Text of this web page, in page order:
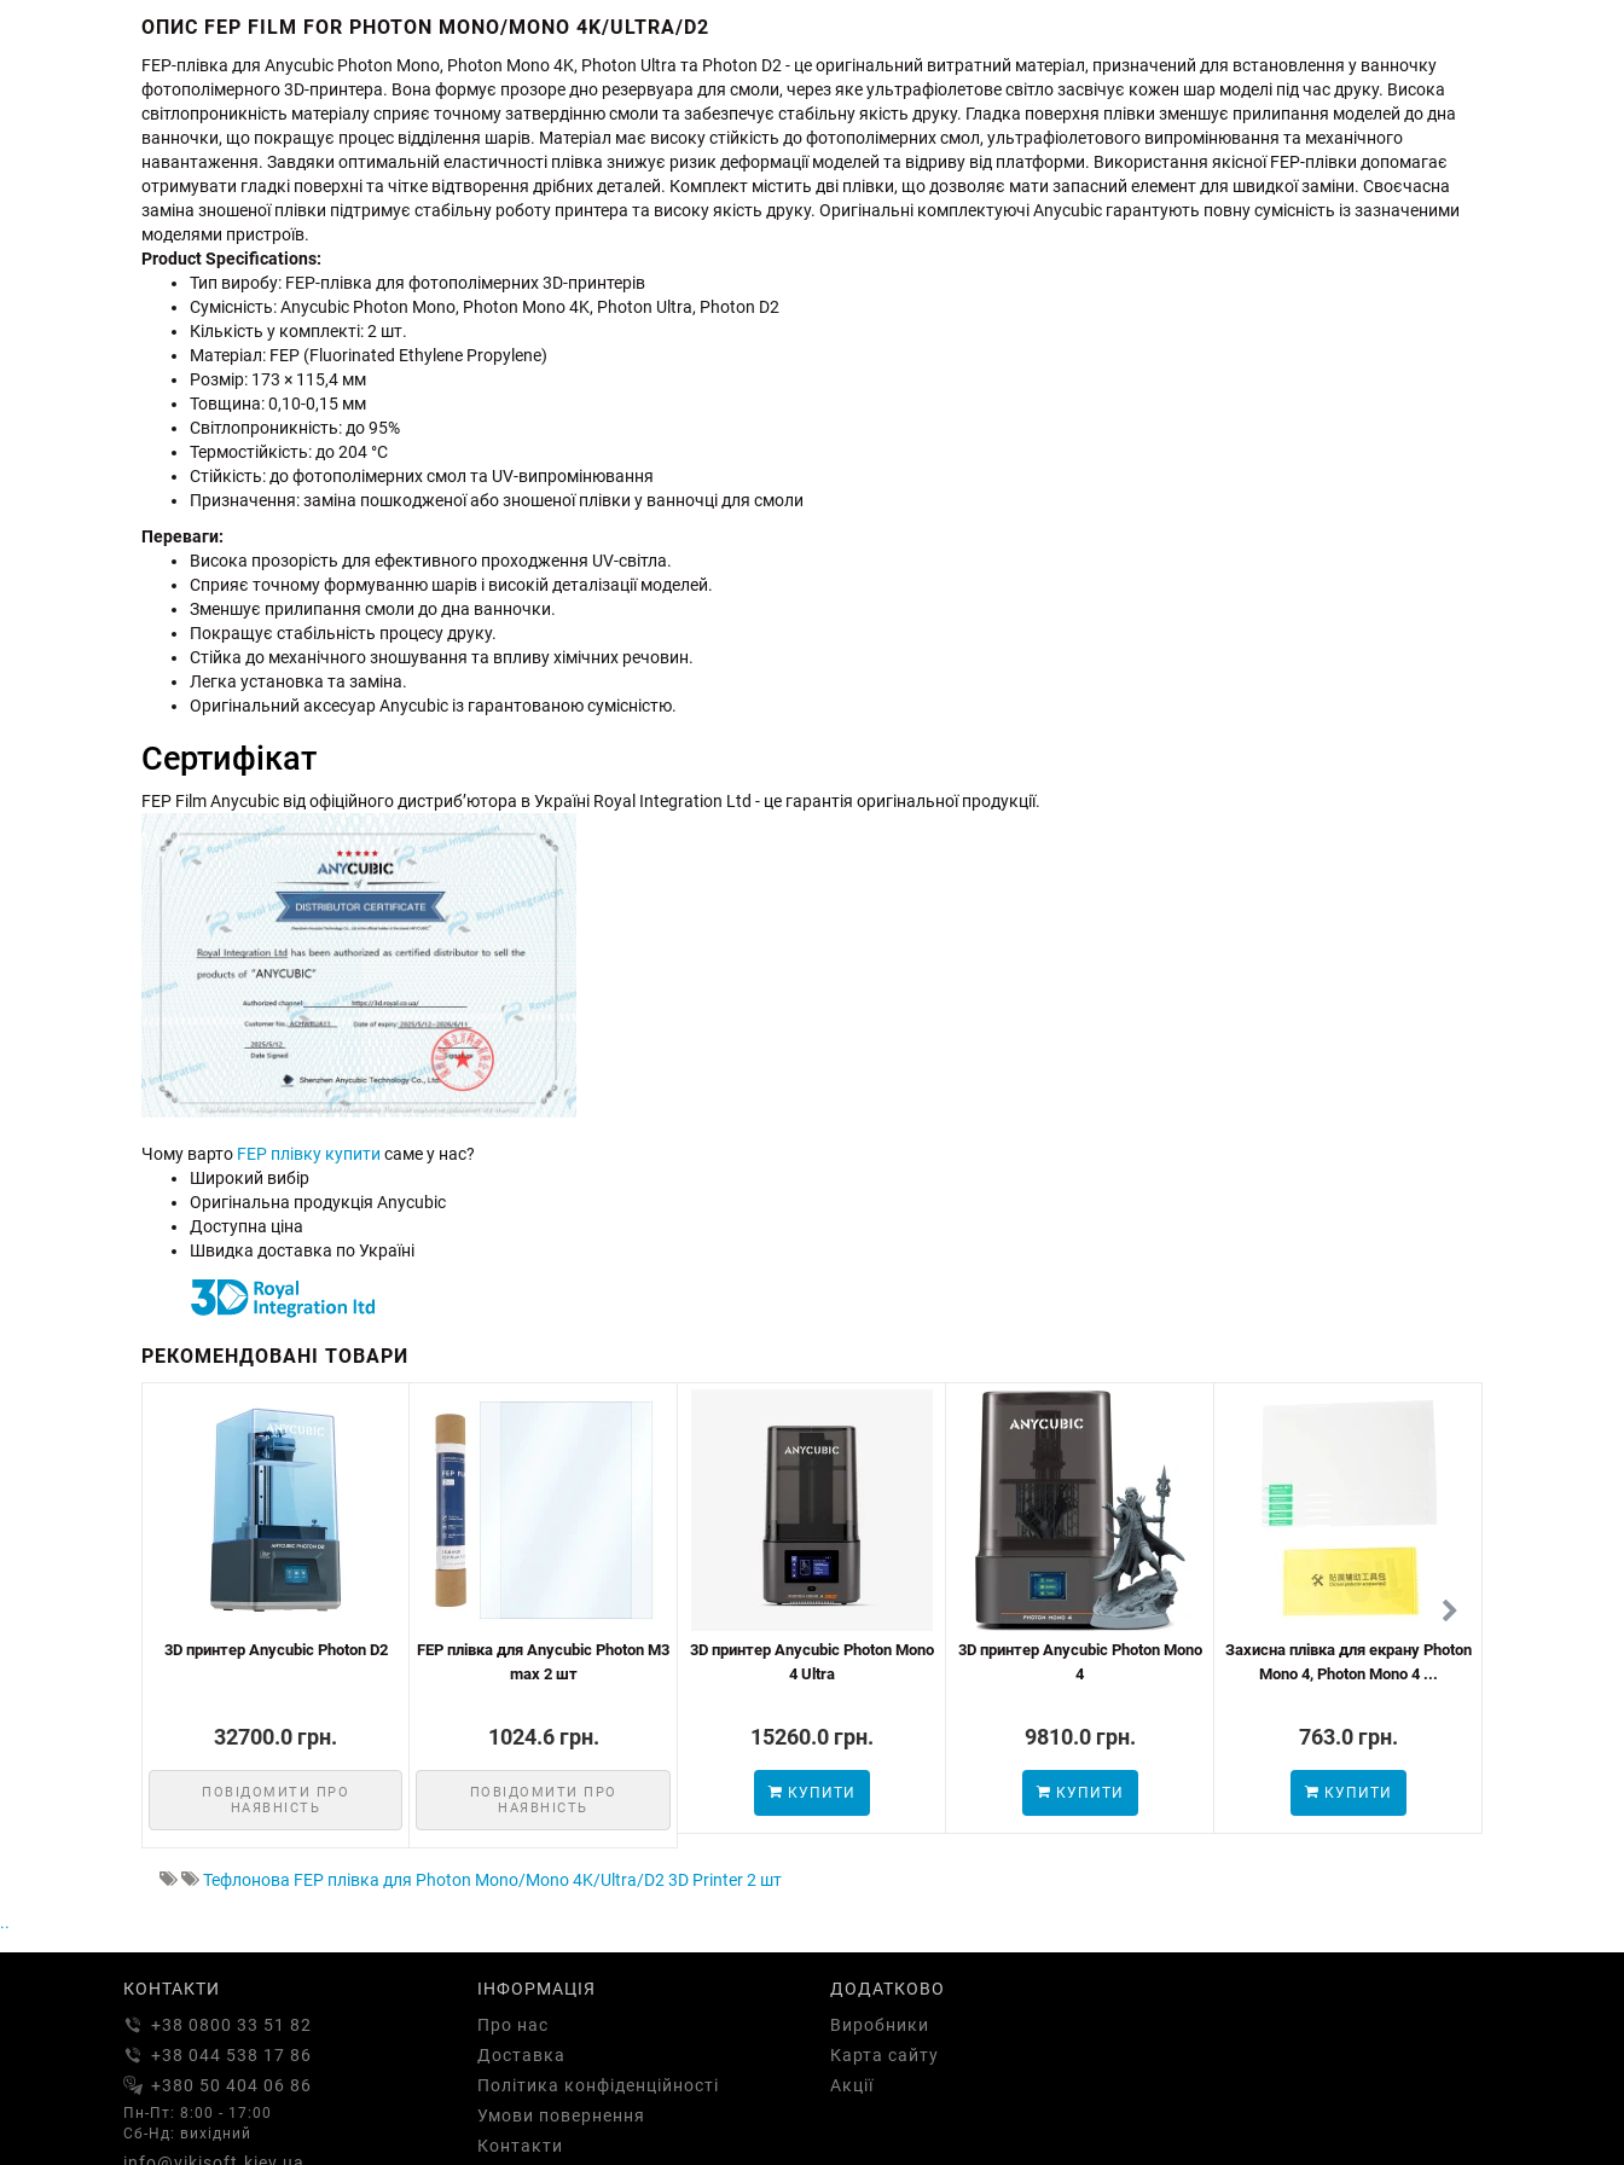
ОПИС FEP FILM FOR PHOTON MONO/MONO 4K/ULTRA/D2
FEP-плівка для Anycubic Photon Mono, Photon Mono 4K, Photon Ultra та Photon D2 - це оригінальний витратний матеріал, призначений для встановлення у ванночку
фотополімерного 3D-принтера. Вона формує прозоре дно резервуара для смоли, через яке ультрафіолетове світло засвічує кожен шар моделі під час друку. Висока
світлопроникність матеріалу сприяє точному затвердінню смоли та забезпечує стабільну якість друку. Гладка поверхня плівки зменшує прилипання моделей до дна
ванночки, що покращує процес відділення шарів. Матеріал має високу стійкість до фотополімерних смол, ультрафіолетового випромінювання та механічного
навантаження. Завдяки оптимальній еластичності плівка знижує ризик деформації моделей та відриву від платформи. Використання якісної FEP-плівки допомагає
отримувати гладкі поверхні та чітке відтворення дрібних деталей. Комплект містить дві плівки, що дозволяє мати запасний елемент для швидкої заміни. Своєчасна
заміна зношеної плівки підтримує стабільну роботу принтера та високу якість друку. Оригінальні комплектуючі Anycubic гарантують повну сумісність із зазначеними
моделями пристроїв.
Product Specifications:
Тип виробу: FEP-плівка для фотополімерних 3D-принтерів
Сумісність: Anycubic Photon Mono, Photon Mono 4K, Photon Ultra, Photon D2
Кількість у комплекті: 2 шт.
Матеріал: FEP (Fluorinated Ethylene Propylene)
Розмір: 173 × 115,4 мм
Товщина: 0,10-0,15 мм
Світлопроникність: до 95%
Термостійкість: до 204 °C
Стійкість: до фотополімерних смол та UV-випромінювання
Призначення: заміна пошкодженої або зношеної плівки у ванночці для смоли
Переваги:
Висока прозорість для ефективного проходження UV-світла.
Сприяє точному формуванню шарів і високій деталізації моделей.
Зменшує прилипання смоли до дна ванночки.
Покращує стабільність процесу друку.
Стійка до механічного зношування та впливу хімічних речовин.
Легка установка та заміна.
Оригінальний аксесуар Anycubic із гарантованою сумісністю.
Сертифікат
FEP Film Anycubic від офіційного дистриб’ютора в Україні Royal Integration Ltd - це гарантія оригінальної продукції.
Чому варто FEP плівку купити саме у нас?
Широкий вибір
Оригінальна продукція Anycubic
Доступна ціна
Швидка доставка по Україні
РЕКОМЕНДОВАНІ ТОВАРИ
3D принтер Anycubic Photon D2
32700.0 грн.
ПОВІДОМИТИ ПРО
НАЯВНІСТЬ
FEP плівка для Anycubic Photon M3
max 2 шт
1024.6 грн.
ПОВІДОМИТИ ПРО
НАЯВНІСТЬ
3D принтер Anycubic Photon Mono
4 Ultra
15260.0 грн.
КУПИТИ
3D принтер Anycubic Photon Mono
4
9810.0 грн.
КУПИТИ
Захисна плівка для екрану Photon
Mono 4, Photon Mono 4 ...
763.0 грн.
КУПИТИ
Тефлонова FEP плівка для Photon Mono/Mono 4K/Ultra/D2 3D Printer 2 шт
..
КОНТАКТИ
+38 0800 33 51 82
+38 044 538 17 86
+380 50 404 06 86
Пн-Пт: 8:00 - 17:00
Сб-Нд: вихідний
ІНФОРМАЦІЯ
Про нас
Доставка
Політика конфіденційності
Умови повернення
Контакти
ДОДАТКОВО
Виробники
Карта сайту
Акції